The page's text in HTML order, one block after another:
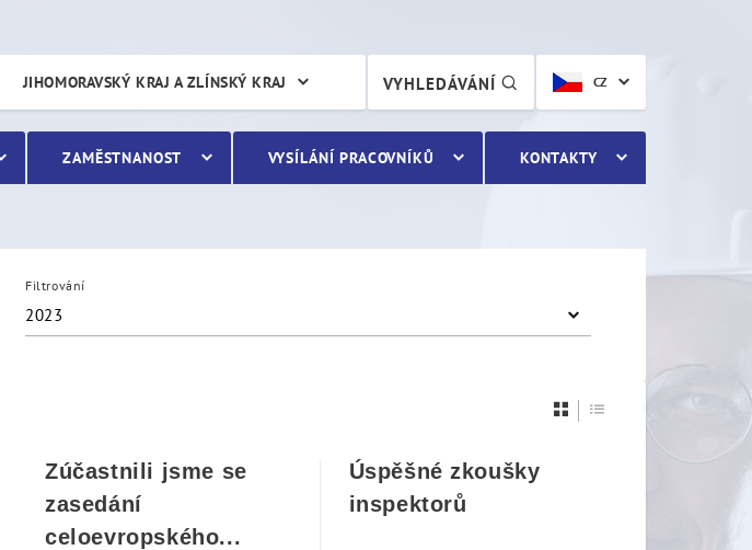
CZ
VYHLEDÁVÁNÍ
JIHOMORAVSKÝ KRAJ A ZLÍNSKÝ KRAJ
ZAMĚSTNANOST VYSÍLÁNÍ PRACOVNÍKŮ KONTAKTY
Filtrování
2023
Zúčastnili jsme se
zasedání
celoevropského...
Úspěšné zkoušky
inspektorů